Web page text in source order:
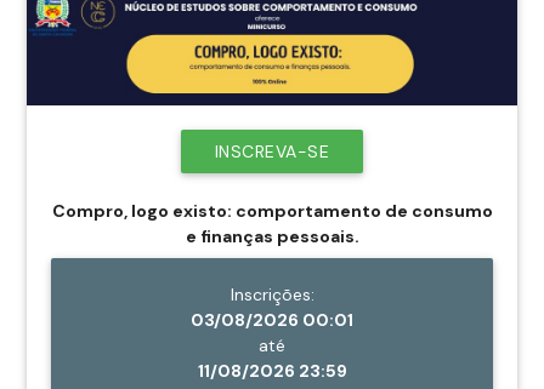
INSCREVA-SE
Compro, logo existo: comportamento de consumo
e finanças pessoais.
Inscrições:
03/08/2026 00:01
até
11/08/2026 23:59